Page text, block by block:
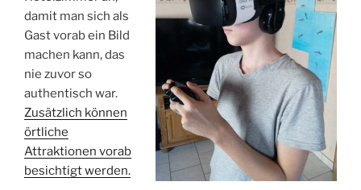
damit man sich als
Gast vorab ein Bild
machen kann, das
nie zuvor so
authentisch war.
Zusätzlich können
örtliche
Attraktionen vorab
besichtigt werden.